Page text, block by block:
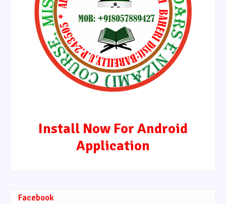
Install Now For Android
Application
Facebook